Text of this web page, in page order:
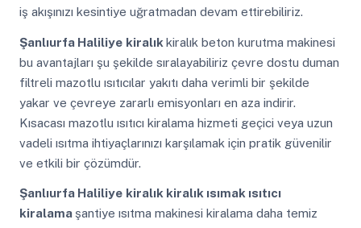
iş akışınızı kesintiye uğratmadan devam ettirebiliriz.
Şanlıurfa Haliliye kiralık kiralık beton kurutma makinesi
bu avantajları şu şekilde sıralayabiliriz çevre dostu duman
filtreli mazotlu ısıtıcılar yakıtı daha verimli bir şekilde
yakar ve çevreye zararlı emisyonları en aza indirir.
Kısacası mazotlu ısıtıcı kiralama hizmeti geçici veya uzun
vadeli ısıtma ihtiyaçlarınızı karşılamak için pratik güvenilir
ve etkili bir çözümdür.
Şanlıurfa Haliliye kiralık kiralık ısımak ısıtıcı
kiralama şantiye ısıtma makinesi kiralama daha temiz